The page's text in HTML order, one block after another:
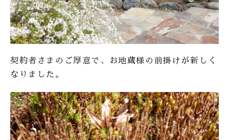
契約者さまのご厚意で、お地蔵様の前掛けが新しく
なりました。